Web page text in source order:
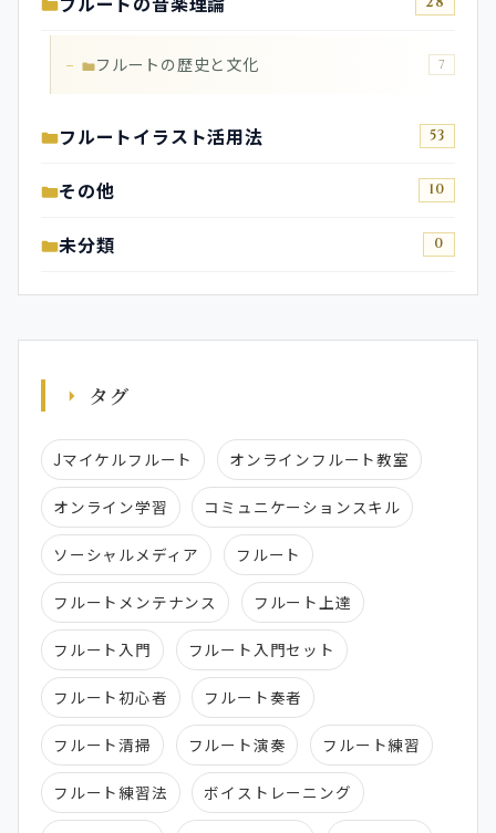
フルートの歴史と文化 7
フルートイラスト活用法 53
その他 10
未分類 0
タグ
Jマイケルフルート オンラインフルート教室
オンライン学習 コミュニケーションスキル
ソーシャルメディア フルート
フルートメンテナンス フルート上達
フルート入門 フルート入門セット
フルート初心者 フルート奏者
フルート清掃 フルート演奏 フルート練習
フルート練習法 ボイストレーニング